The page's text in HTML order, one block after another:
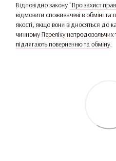
Відповідно закону "Про захист
відмовити споживачеві в обміні та
якості, якщо вони відносяться до
чинномуПереліку непродовольчих
підлягають поверненню та обміну.